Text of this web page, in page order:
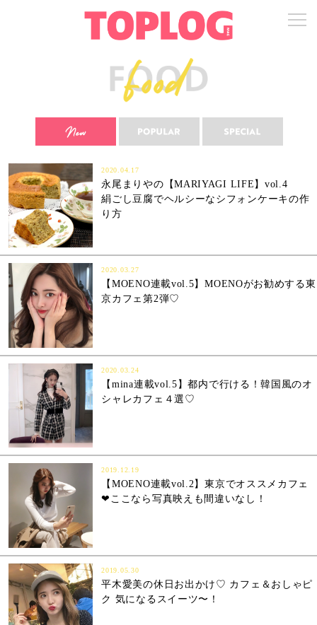
2020.04.17
永尾まりやの【MARIYAGI LIFE】vol.4
絹ごし豆腐でヘルシーなシフォンケーキの作
り方
2020.03.27
【MOENO連載vol.5】MOENOがお勧めする東
京カフェ第2弾♡
2020.03.24
【mina連載vol.5】都内で行ける！韓国風のオ
シャレカフェ４選♡
2019.12.19
【MOENO連載vol.2】東京でオススメカフェ
❤︎ここなら写真映えも間違いなし！
2019.05.30
平木愛美の休日お出かけ♡ カフェ＆おしゃピ
ク 気になるスイーツ〜！